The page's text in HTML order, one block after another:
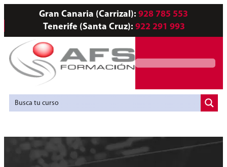
Gran Canaria (Carrizal): 928 785 553
Tenerife (Santa Cruz): 922 291 993